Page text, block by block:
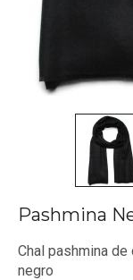
Pashmina
Chal pashmina
negro